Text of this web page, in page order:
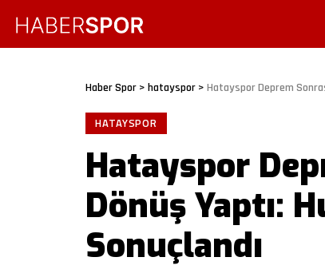
Haber Spor > hatayspor > Hatayspor Deprem
HATAYSPOR
Hatayspor
Dönüş Yaptı:
Sonuçlandı